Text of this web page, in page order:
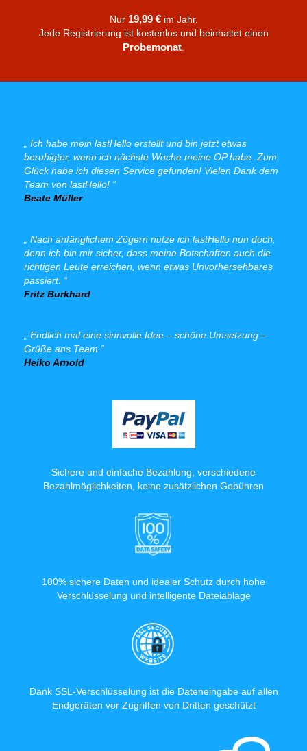
Nur 19,99 €im Jahr.
Jede Registrierung ist kostenlos und beinhaltet einen
Probemonat
Ich habe mein lastHello erstellt und bin jetzt etwas
beruhigter, wenn ich nächste Woche meine OP habe. Zum
Glück habe ich diesen Service gefunden! Vielen Dank dem
Team von lastHello!
Beate Müller
Nach anfänglichem Zögern nutze ich lastHello nun doch,
denn ich bin mir sicher, dass meine Botschaften auch die
richtigen Leute erreichen, wenn etwas Unvorhersehbares
passiert.
Fritz Burkhard
Endlich mal eine sinnvolle Idee – schöne Umsetzung –
Grüße ans Team
Heiko Arnold
Sichere und einfache Bezahlung, verschiedene
Bezahlmöglichkeiten, keine zusätzlichen Gebühren
100% sichere Daten und idealer Schutz durch hohe
Verschlüsselung und intelligente Dateiablage
Dank SSL-Verschlüsselung ist die Dateneingabe auf allen
Endgeräten vor Zugriffen von Dritten geschützt